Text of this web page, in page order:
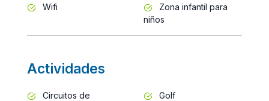
Wifi
Zona infantil para
niños
Actividades
Circuitos de
Golf